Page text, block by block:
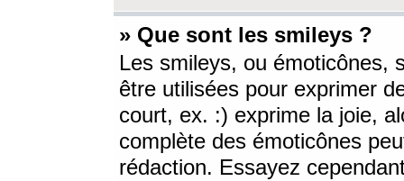
» Que sont les smileys ?
Les smileys, ou émoticônes,
être utilisées pour exprimer
court, ex. :) exprime la joie,
complète des émoticônes
rédaction. Essayez